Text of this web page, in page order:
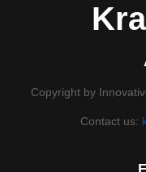
Copyright by
Contact us: